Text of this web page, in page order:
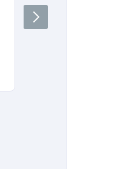
Водитель водит очень
плавно и аккуратно,
Next